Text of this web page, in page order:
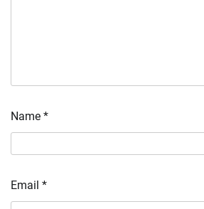
Name *
Email *